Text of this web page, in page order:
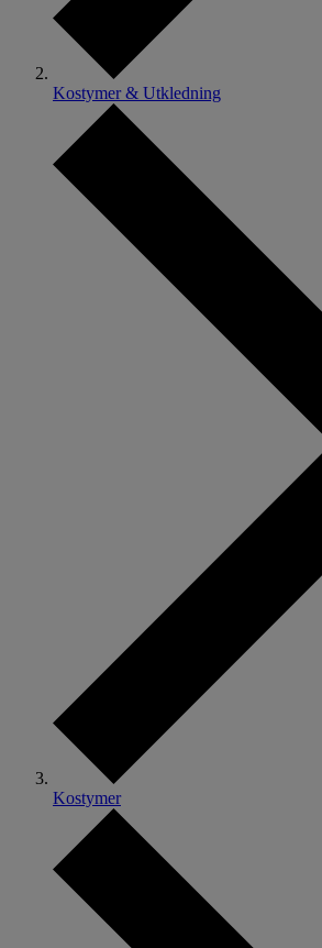
Kostymer & Utkledning
Kostymer